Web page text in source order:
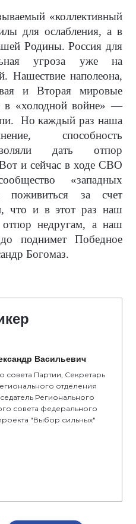
«коллективный
для ослабления, а в
Родины. Россия для
угроза уже на
Нашествие наполеона,
и Вторая мировые
в «холодной войне» —
Но каждый раз наша
способность
дать отпор
и сейчас в ходе СВО
«западных
поживиться за счет
что и в этот раз наш
недругам, а наш
поднимет Победное
Богомаз.
Васильевич
совета Партии, Секретарь
отделения
Регионального
совета федерального
"Выбор сильных"